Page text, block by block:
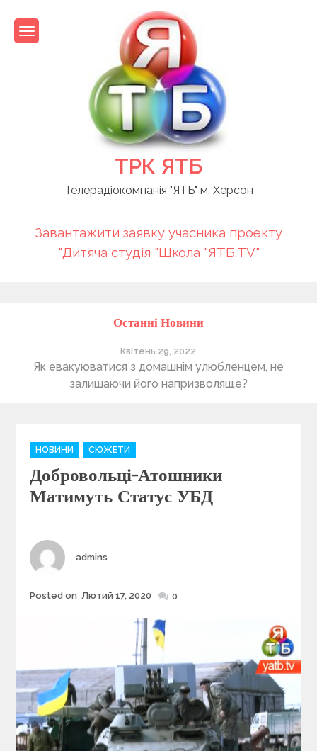
content
ТРК ЯТБ
Телерадіокомпанія "ЯТБ" м. Херсон
Завантажити заявку учасника проекту
"Дитяча студія "Школа "ЯТБ.TV"
Останні Новини
Квітень 29, 2022
Як евакуюватися з домашнім улюбленцем, не
залишаючи його напризволяще?
C
a
t
e
g
i
e
НОВИНИ СЮЖЕТИ
Добровольці-Атошники
Матимуть Статус УБД
Author
admins
Posted
Posted on Лютий 17, 2020 0